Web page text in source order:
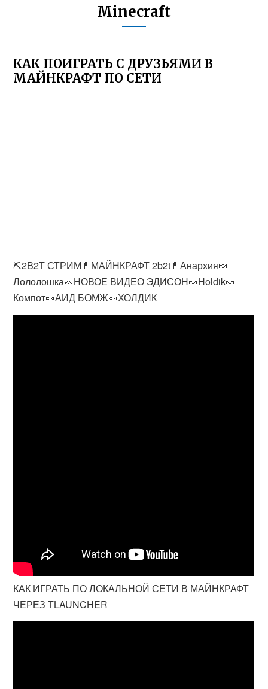
Minecraft
КАК ПОИГРАТЬ С ДРУЗЬЯМИ В
МАЙНКРАФТ ПО СЕТИ
⛏️2B2T СТРИМ💊МАЙНКРАФТ 2b2t💊Анархия🍬
Лололошка🍬НОВОЕ ВИДЕО ЭДИСОН🍬Holdik🍬
Компот🍬АИД БОМЖ🍬ХОЛДИК
КАК ИГРАТЬ ПО ЛОКАЛЬНОЙ СЕТИ В МАЙНКРАФТ
ЧЕРЕЗ TLAUNCHER